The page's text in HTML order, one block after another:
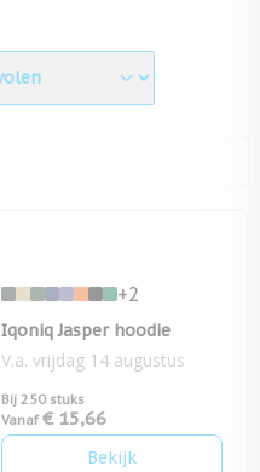
+2
Iqoniq Jasper hoodie
V.a. vrijdag 14 augustus
Bij 250 stuks
Vanaf € 15,66
Bekijk